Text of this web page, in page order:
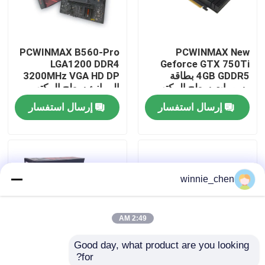
جولة في المعمل
رقابة جودة
اطلب اقتباس
بطاقات الجرافيك للألعاب
PCWINMAX New
Geforce GTX 750Ti
4GB GDDR5 بطاقة
رسومات سطح المكتب
ذات مظهر منخفض مع
مخرج VGA DVI HD إرسال استفسار
PCWINMAX B560-Pro
LGA1200 DDR4
3200MHz VGA HD DP
الموانئ سطح المكتب
Micro ATX اللوحة الأم
دعم 11th 10th Gen
إرسال استفسار
بطاقة رسومات
winnie_chen
2:49 AM
Good day, what product are you looking
for?